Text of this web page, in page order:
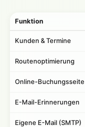
Funktion
Kunden & Termine
Routenoptimierung
Online-Buchungsseite
E-Mail-Erinnerungen
Eigene E-Mail (SMTP)